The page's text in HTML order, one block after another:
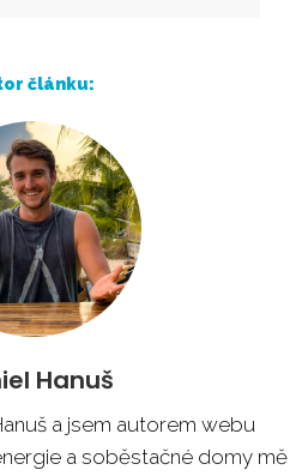
článku:
Hanuš
a jsem autorem webu
a soběstačné domy mě